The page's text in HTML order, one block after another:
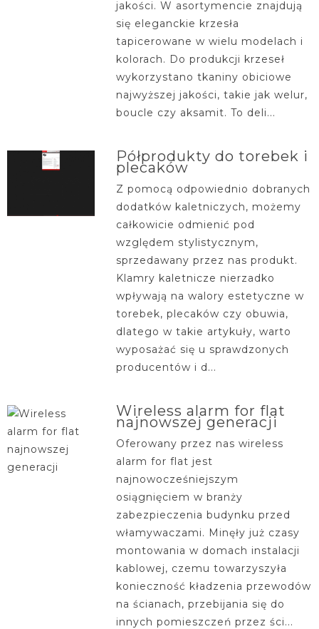
jakości. W asortymencie znajdują
się eleganckie krzesła
tapicerowane w wielu modelach i
kolorach. Do produkcji krzeseł
wykorzystano tkaniny obiciowe
najwyższej jakości, takie jak welur,
boucle czy aksamit. To deli...
Półprodukty do torebek i
plecaków
Z pomocą odpowiednio dobranych
dodatków kaletniczych, możemy
całkowicie odmienić pod
względem stylistycznym,
sprzedawany przez nas produkt.
Klamry kaletnicze nierzadko
wpływają na walory estetyczne w
torebek, plecaków czy obuwia,
dlatego w takie artykuły, warto
wyposażać się u sprawdzonych
producentów i d...
Wireless alarm for flat
najnowszej generacji
Oferowany przez nas wireless
alarm for flat jest
najnowocześniejszym
osiągnięciem w branży
zabezpieczenia budynku przed
włamywaczami. Minęły już czasy
montowania w domach instalacji
kablowej, czemu towarzyszyła
konieczność kładzenia przewodów
na ścianach, przebijania się do
innych pomieszczeń przez ści...